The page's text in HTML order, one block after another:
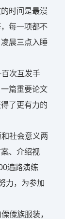
时间是最漫
每一项都不
晨三点入睡
次互发手
篇重要论文
了更有力的
社会意义两
、介绍视
遍路演练
力，为参加
僳族服装，